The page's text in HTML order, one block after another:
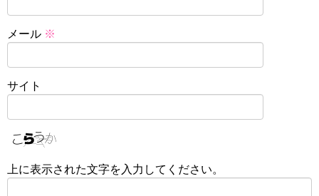
メール ※
サイト
上に表示された文字を入力してください。